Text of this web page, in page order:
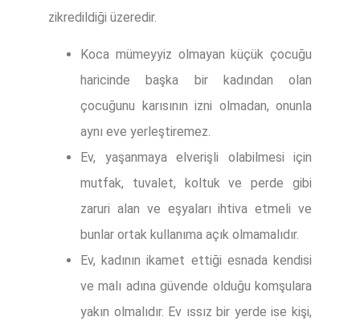
zikredildiği üzeredir.
Koca mümeyyiz olmayan küçük çocuğu
haricinde başka bir kadından olan
çocuğunu karısının izni olmadan, onunla
aynı eve yerleştiremez.
Ev, yaşanmaya elverişli olabilmesi için
mutfak, tuvalet, koltuk ve perde gibi
zaruri alan ve eşyaları ihtiva etmeli ve
bunlar ortak kullanıma açık olmamalıdır.
Ev, kadının ikamet ettiği esnada kendisi
ve malı adına güvende olduğu komşulara
yakın olmalıdır. Ev ıssız bir yerde ise kişi,